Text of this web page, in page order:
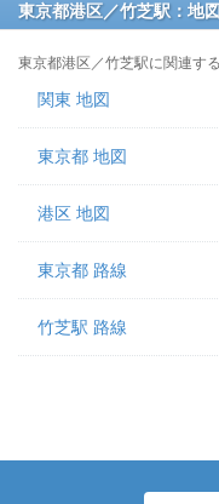
東京都港区／竹芝駅：地図
東京都港区／竹芝駅に関連す
関東 地図
東京都 地図
港区 地図
東京都 路線
竹芝駅 路線